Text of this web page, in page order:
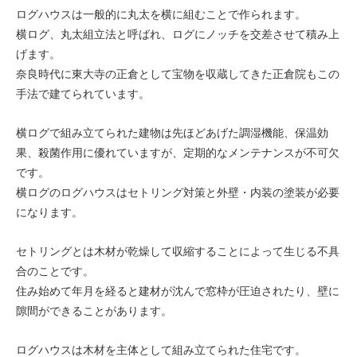
ログハウスは一般的に丸太を横に組むことで作られます。
横ログ、丸太組立法と呼ばれ、ログにノッチを交差させて積み上
げます。
奈良時代に東大寺の正倉として宝物を収蔵してきた正倉院もこの
手法で建てられています。
横ログで組み立てられた建物は先ほどあげた調湿機能、保温効
果、殺菌作用に優れていますが、定期的なメンテナンスが不可欠
です。
横ログのログハウスはセトリング対策と外壁・内装の塗装が必要
になります。
セトリングとは木材が乾燥して収縮することによって生じる不具
合のことです。
住み始めて年月を経ると建材が沈んで窓枠が圧迫されたり、壁に
隙間ができることがあります。
ログハウスは木材を主体として組み立てられた住宅です。